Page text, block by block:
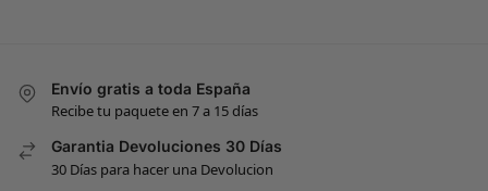
Envío gratis a toda España
Recibe tu paquete en 7 a 15 días
Garantia Devoluciones 30 Días
30 Días para hacer una Devolucion